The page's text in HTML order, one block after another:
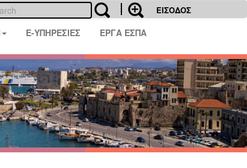
ΕΙΣΟΔΟΣ
E-ΥΠΗΡΕΣΙΕΣ ΕΡΓΑ ΕΣΠΑ